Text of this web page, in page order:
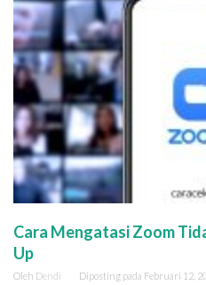
Cara Mengatasi Zoom
Up
Oleh Dendi Diposting pada Februari 12,